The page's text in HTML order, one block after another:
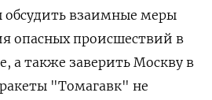
взаимные меры
опасных происшествий в
а также заверить Москву в
"Томагавк" не